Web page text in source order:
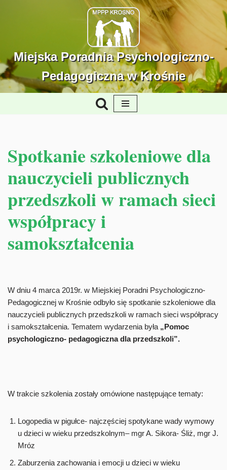
treści
Miejska Poradnia Psychologiczno-
Pedagogiczna w Krośnie
Spotkanie szkoleniowe dla
nauczycieli publicznych
przedszkoli w ramach sieci
współpracy i
samokształcenia
W dniu 4 marca 2019r. w Miejskiej Poradni Psychologiczno-
Pedagogicznej w Krośnie odbyło się spotkanie szkoleniowe dla
nauczycieli publicznych przedszkoli w ramach sieci współpracy
i samokształcenia. Tematem wydarzenia była „Pomoc
psychologiczno- pedagogiczna dla przedszkoli”.
W trakcie szkolenia zostały omówione następujące tematy:
Logopedia w pigułce- najczęściej spotykane wady wymowy
u dzieci w wieku przedszkolnym­– mgr A. Sikora- Śliż, mgr J.
Mróz
Zaburzenia zachowania i emocji u dzieci w wieku